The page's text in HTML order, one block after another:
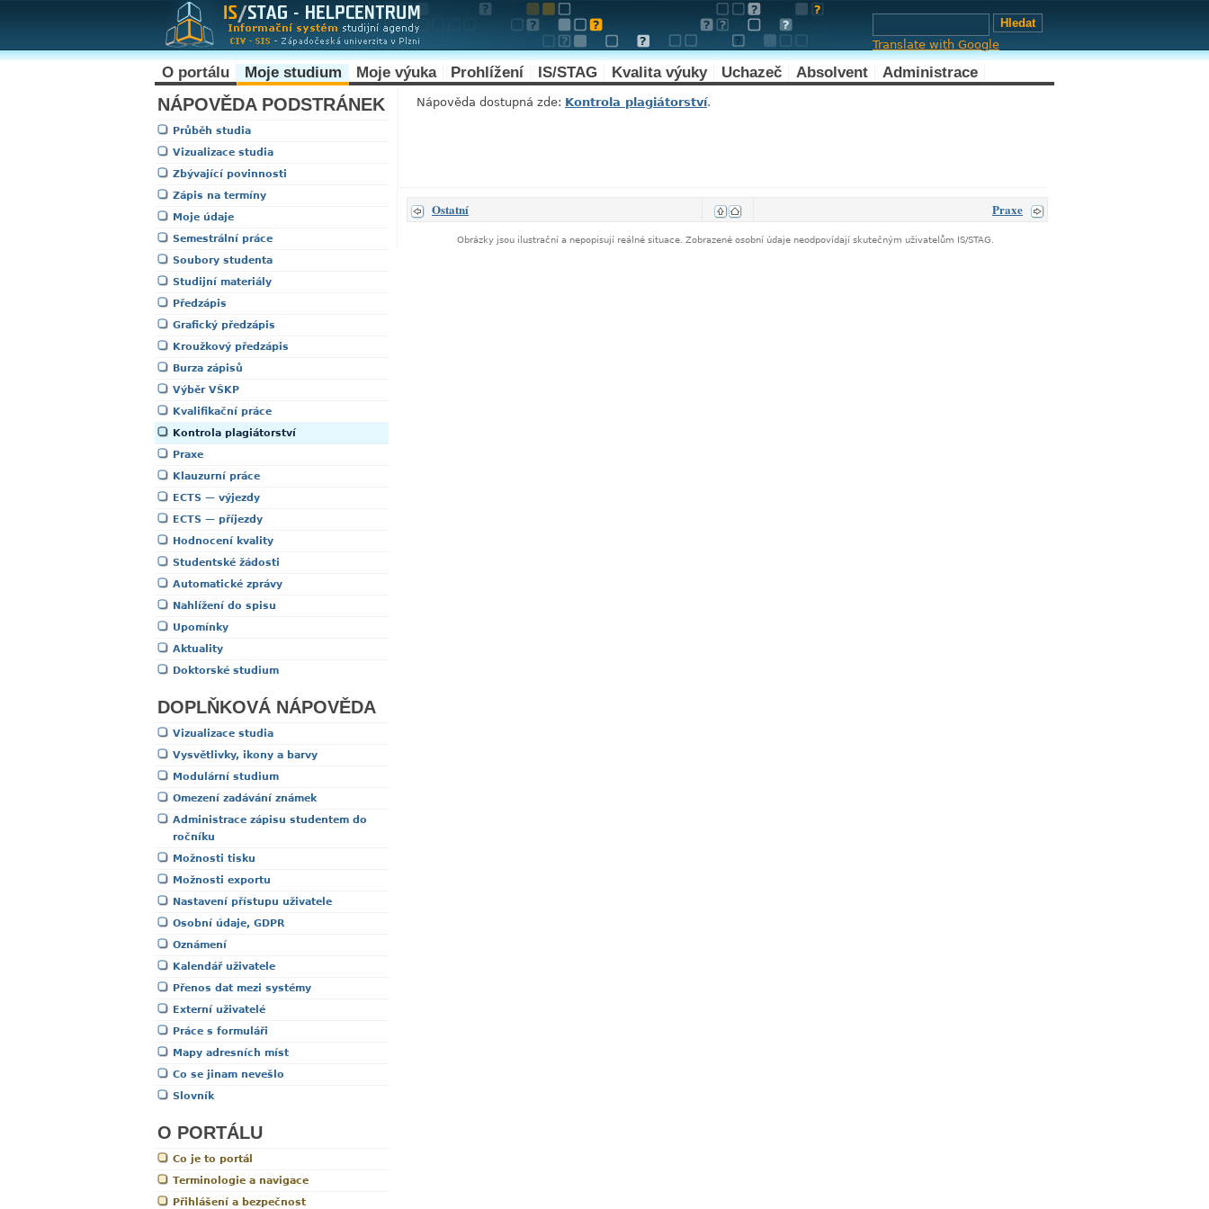
Translate with Google
O portálu Moje studium Moje výuka Prohlížení IS/STAG Kvalita výuky Uchazeč Absolvent Administrace
NÁPOVĚDA PODSTRÁNEK
Průběh studia
Vizualizace studia
Zbývající povinnosti
Zápis na termíny
Moje údaje
Semestrální práce
Soubory studenta
Studijní materiály
Předzápis
Grafický předzápis
Kroužkový předzápis
Burza zápisů
Výběr VŠKP
Kvalifikační práce
Kontrola plagiátorství
Praxe
Klauzurní práce
ECTS — výjezdy
ECTS — příjezdy
Hodnocení kvality
Studentské žádosti
Automatické zprávy
Nahlížení do spisu
Upomínky
Aktuality
Doktorské studium
DOPLŇKOVÁ NÁPOVĚDA
Vizualizace studia
Vysvětlivky, ikony a barvy
Modulární studium
Omezení zadávání známek
Administrace zápisu studentem do
ročníku
Možnosti tisku
Možnosti exportu
Nastavení přístupu uživatele
Osobní údaje, GDPR
Oznámení
Kalendář uživatele
Přenos dat mezi systémy
Externí uživatelé
Práce s formuláři
Mapy adresních míst
Co se jinam nevešlo
Slovník
O PORTÁLU
Co je to portál
Terminologie a navigace
Přihlášení a bezpečnost
Nápověda dostupná zde: Kontrola plagiátorství.
Ostatní Praxe
Obrázky jsou ilustrační a nepopisují reálné situace. Zobrazené osobní údaje neodpovídají skutečným uživatelům IS/STAG.